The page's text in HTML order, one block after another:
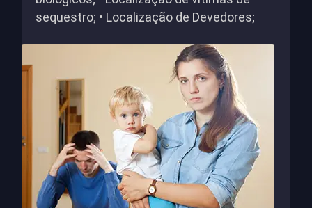
sequestro; • Localização de Devedores;